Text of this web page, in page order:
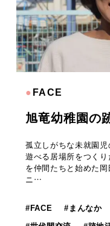
●FACE
旭竜幼稚園の
孤立しがちな未就園児
遊べる居場所をつくり
を仲間たちと始めた
ニ…
#FACE #まんなか